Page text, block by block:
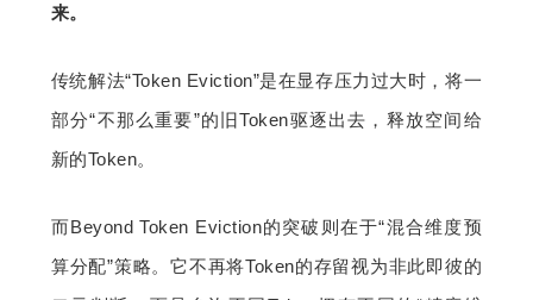
来。
传统解法“Token Eviction”是在显存压力过大时，将一
部分“不那么重要”的旧Token驱逐出去，释放空间给
新的Token。
而Beyond Token Eviction的突破则在于“混合维度预
算分配”策略。它不再将Token的存留视为非此即彼的